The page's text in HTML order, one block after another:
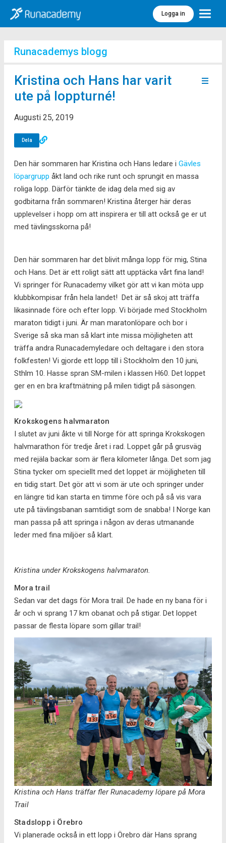
Logga in Meny
Runacademys blogg
Kristina och Hans har varit
ute på loppturné!
Augusti 25, 2019
Dela
Den här sommaren har Kristina och Hans ledare i Gävles
löpargrupp åkt land och rike runt och sprungit en massa
roliga lopp. Därför tänkte de idag dela med sig av
godbitarna från sommaren! Kristina återger här deras
upplevelser i hopp om att inspirera er till att också ge er ut
med tävlingsskorna på!
Den här sommaren har det blivit många lopp för mig, Stina
och Hans. Det är ett roligt sätt att upptäcka vårt fina land!
Vi springer för Runacademy vilket gör att vi kan möta upp
klubbkompisar från hela landet! Det är så skoj att träffa
likasinnade före och efter lopp. Vi började med Stockholm
maraton tidigt i juni. Är man maratonlöpare och bor i
Sverige så ska man så klart inte missa möjligheten att
träffa andra Runacademyledare och deltagare i den stora
folkfesten! Vi gjorde ett lopp till i Stockholm den 10 juni,
Sthlm 10. Hasse spran SM-milen i klassen H60. Det loppet
ger en en bra kraftmätning på milen tidigt på säsongen.
Krokskogens halvmaraton
I slutet av juni åkte vi till Norge för att springa Krokskogen
halvmarathon för tredje året i rad. Loppet går på grusväg
med rejäla backar som är flera kilometer långa. Det som jag
Stina tycker om speciellt med det loppet är möjligheten till
en tidig start. Det gör att vi som är ute och springer under
en längre tid kan starta en timme före och på så vis vara
ute på tävlingsbanan samtidigt som de snabba! I Norge kan
man passa på att springa i någon av deras utmanande
leder med fina miljöer så klart.
Kristina under Krokskogens halvmaraton.
Mora trail
Sedan var det dags för Mora trail. De hade en ny bana för i
år och vi sprang 17 km obanat och på stigar. Det loppet
passar de flesta löpare som gillar trail!
Kristina och Hans träffar fler Runacademy löpare på Mora
Trail
Stadslopp i Örebro
Vi planerade också in ett lopp i Örebro där Hans sprang